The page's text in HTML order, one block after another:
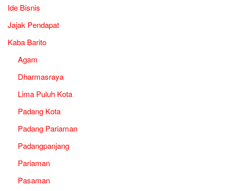
Ide Bisnis
Jajak Pendapat
Kaba Barito
Agam
Dharmasraya
Lima Puluh Kota
Padang Kota
Padang Pariaman
Padangpanjang
Pariaman
Pasaman